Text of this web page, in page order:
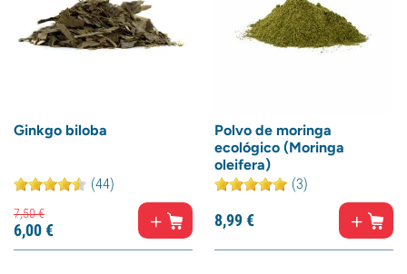
Ginkgo biloba
(44)
7,50€
6,00€
Polvo de moringa
ecológico (Moringa
oleifera)
(3)
8,99€